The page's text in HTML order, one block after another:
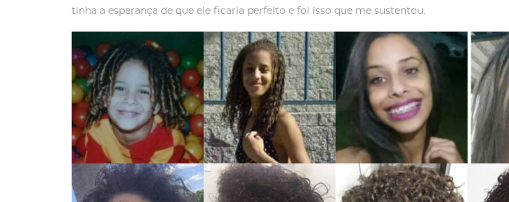
tinha a esperança de que ele ficaria perfeito e foi isso que me sustentou.